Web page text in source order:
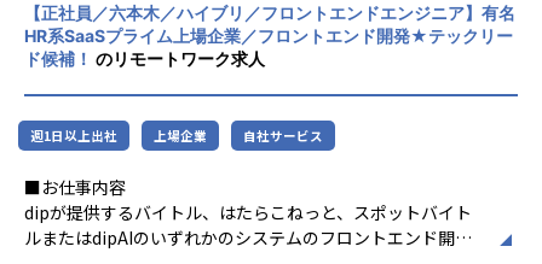
プロダクト定例、開発チーム定例、上長との1on1を実施し
ています。
Slack、Google Meet、バーチャルオフィスを活用してコミ
ュニケーションを行います。
＜チーム構成＞
開発チームは8名（男性7名、女性1名、平均年齢34歳）で構
成されています。
チームマネジメントを担う「マネジメントコース」と開発特
化の「エキスパートコース」の
■配属部署
配属先のエンジニア組織は、DXを推進するために社内システ
社内システムというと保守的なイメージがありますが、企画
部門がしっかりとUXリサーチを行うため、toCプロダクトと
同等の価値提供を実現しています。
担当いただく予定の基幹システムの刷新プロジェクトでは業
務の見直しを行い、「AIとデータが働ける世界」の実現を目
指しています。
【正社員／六本木／ハイブリ／フロントエンドエンジニア】有名
HR系SaaSプライム上場企業／フロントエンド開発★テックリー
ド候補！ のリモートワーク求人
週1日以上出社 上場企業 自社サービス
■お仕事内容
dipが提供するバイトル、はたらこねっと、スポットバイト
ルまたはdipAIのいずれかのシステムのフロントエンド開発